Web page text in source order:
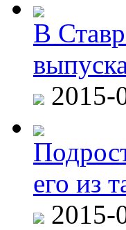
В
2015-
его из
2015-